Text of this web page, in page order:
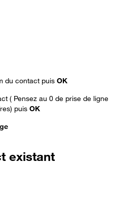
du contact puis OK
( Pensez au 0 de prise de ligne
puis OK
existant